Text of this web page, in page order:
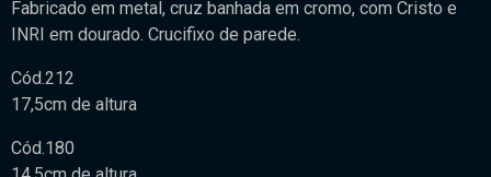
Fabricado em metal, cruz banhada em cromo, com Cristo e
INRI em dourado. Crucifixo de parede.
Cód.212
17,5cm de altura
Cód.180